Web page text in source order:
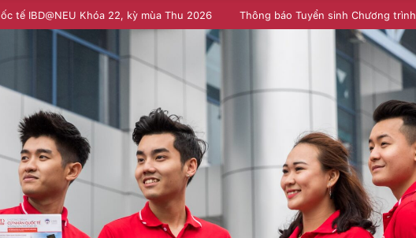
tế IBD@NEU Khóa 22, kỳ mùa Thu 2026 Thông báo Tuyển sinh Chương